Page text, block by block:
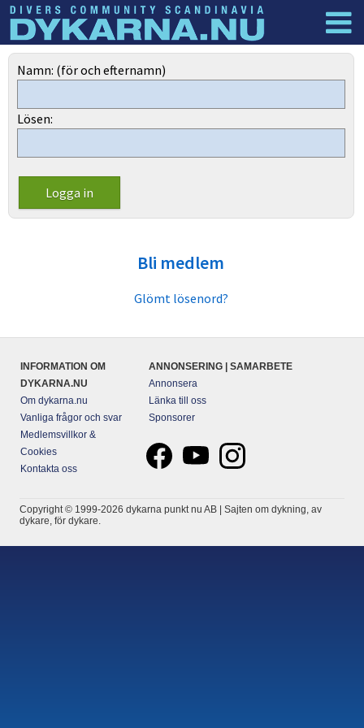
Dyknyheter
Namn: (för och efternamn)
Lösen:
Bli medlem
Glömt lösenord?
INFORMATION OM
DYKARNA.NU
Om dykarna.nu
Vanliga frågor och svar
Medlemsvillkor &
Cookies
Kontakta oss
ANNONSERING | SAMARBETE
Annonsera
Länka till oss
Sponsorer
Copyright © 1999-2026 dykarna punkt nu AB | Sajten om dykning, av
dykare, för dykare.